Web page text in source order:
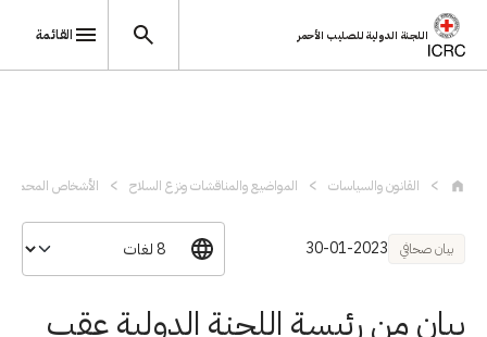
اللجنة الدولية للصليب الأحمر القائمة
القانون والسياسات المواضيع والمناقشات ونزع السلاح الأشخاص المحميون
بيان صحافي 30-01-2023
بيان من رئيسة اللجنة الدولية عقب